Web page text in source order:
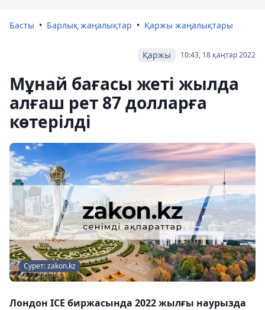
Басты Барлық жаңалықтар Қаржы жаңалықтары
10:43, 18 қаңтар 2022
Қаржы
Мұнай бағасы жеті жылда
алғаш рет 87 долларға
көтерілді
Сурет: zakon.kz
Лондон ICE биржасында 2022 жылғы наурызда